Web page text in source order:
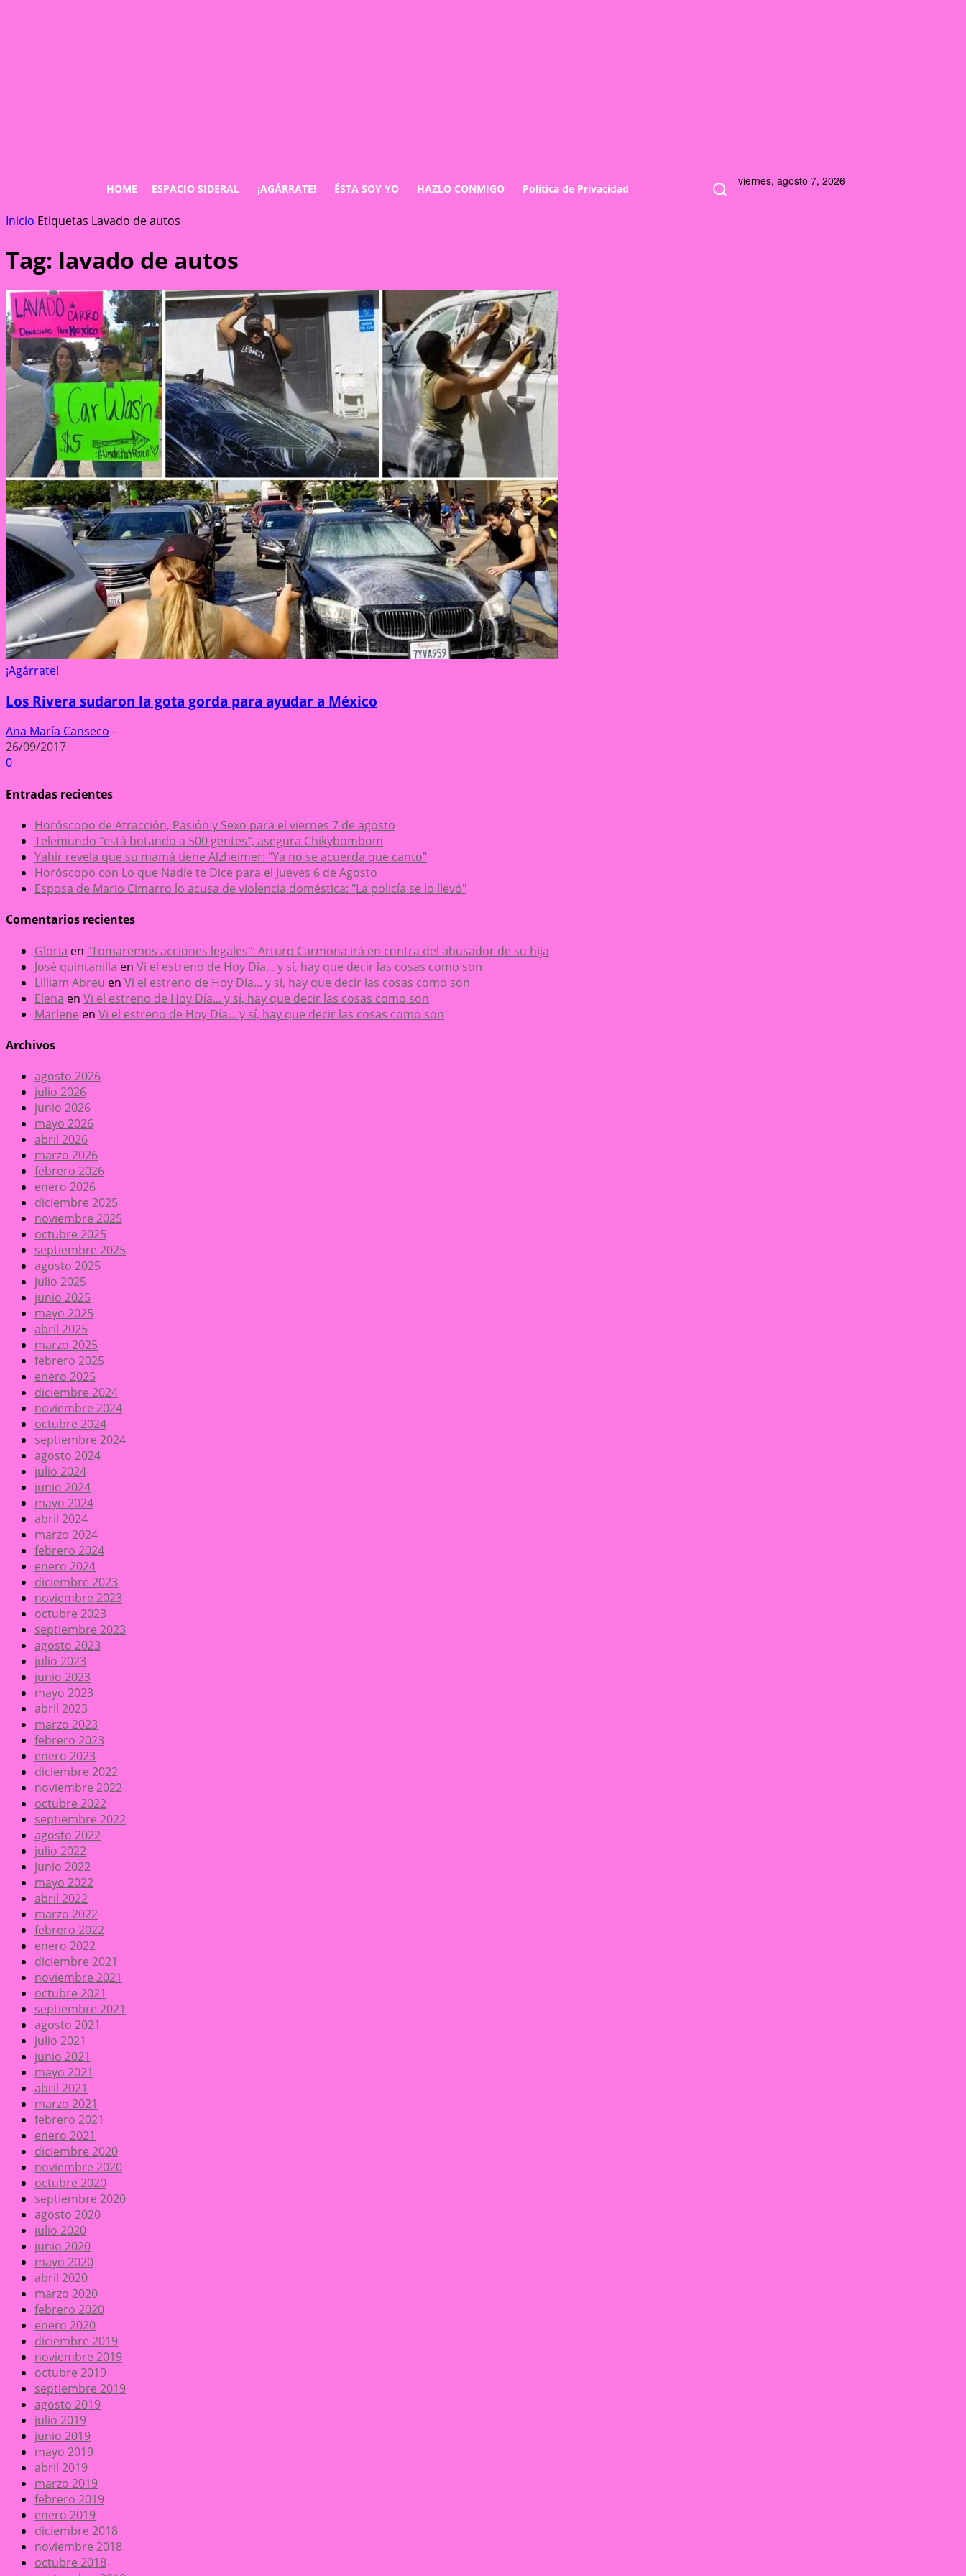
viernes, agosto 7, 2026
HOME ESPACIO SIDERAL ¡AGÁRRATE! ÉSTA SOY YO HAZLO CONMIGO Política de Privacidad
Inicio Etiquetas Lavado de autos
Tag: lavado de autos
¡Agárrate!
Los Rivera sudaron la gota gorda para ayudar a México
Ana María Canseco -
26/09/2017
0
Entradas recientes
Horóscopo de Atracción, Pasión y Sexo para el viernes 7 de agosto
Telemundo "está botando a 500 gentes", asegura Chikybombom
Yahir revela que su mamá tiene Alzheimer: "Ya no se acuerda que canto"
Horóscopo con Lo que Nadie te Dice para el Jueves 6 de Agosto
Esposa de Mario Cimarro lo acusa de violencia doméstica: "La policía se lo llevó"
Comentarios recientes
Gloria en "Tomaremos acciones legales": Arturo Carmona irá en contra del abusador de su hija
José quintanilla en Vi el estreno de Hoy Día... y sí, hay que decir las cosas como son
Lilliam Abreu en Vi el estreno de Hoy Día... y sí, hay que decir las cosas como son
Elena en Vi el estreno de Hoy Día... y sí, hay que decir las cosas como son
Marlene en Vi el estreno de Hoy Día... y sí, hay que decir las cosas como son
Archivos
agosto 2026
julio 2026
junio 2026
mayo 2026
abril 2026
marzo 2026
febrero 2026
enero 2026
diciembre 2025
noviembre 2025
octubre 2025
septiembre 2025
agosto 2025
julio 2025
junio 2025
mayo 2025
abril 2025
marzo 2025
febrero 2025
enero 2025
diciembre 2024
noviembre 2024
octubre 2024
septiembre 2024
agosto 2024
julio 2024
junio 2024
mayo 2024
abril 2024
marzo 2024
febrero 2024
enero 2024
diciembre 2023
noviembre 2023
octubre 2023
septiembre 2023
agosto 2023
julio 2023
junio 2023
mayo 2023
abril 2023
marzo 2023
febrero 2023
enero 2023
diciembre 2022
noviembre 2022
octubre 2022
septiembre 2022
agosto 2022
julio 2022
junio 2022
mayo 2022
abril 2022
marzo 2022
febrero 2022
enero 2022
diciembre 2021
noviembre 2021
octubre 2021
septiembre 2021
agosto 2021
julio 2021
junio 2021
mayo 2021
abril 2021
marzo 2021
febrero 2021
enero 2021
diciembre 2020
noviembre 2020
octubre 2020
septiembre 2020
agosto 2020
julio 2020
junio 2020
mayo 2020
abril 2020
marzo 2020
febrero 2020
enero 2020
diciembre 2019
noviembre 2019
octubre 2019
septiembre 2019
agosto 2019
julio 2019
junio 2019
mayo 2019
abril 2019
marzo 2019
febrero 2019
enero 2019
diciembre 2018
noviembre 2018
octubre 2018